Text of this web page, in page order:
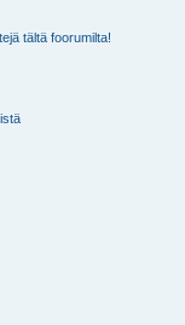
tältä foorumilta!